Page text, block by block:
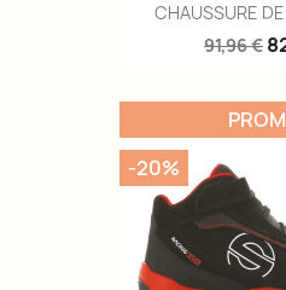
CHAUSSURE
91,96 €
-20%